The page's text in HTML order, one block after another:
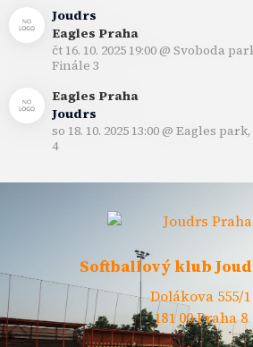
Joudrs
Eagles Praha
čt 16. 10. 2025 19:00 @ Svoboda
Finále 3
Eagles Praha
Joudrs
so 18. 10. 2025 13:00 @ Eagles park,
4
Softballový klub
Dolákova 555/1
181 00 Praha 8